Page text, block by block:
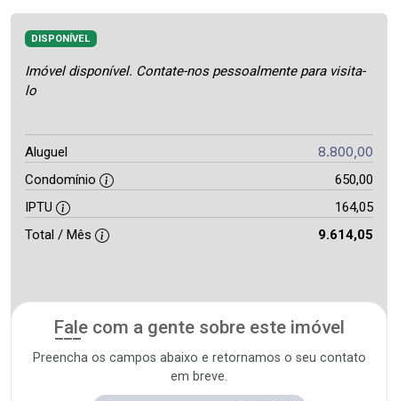
DISPONÍVEL
Imóvel disponível. Contate-nos pessoalmente para visita-
lo
Aluguel 8.800,00
Condomínio
650,00
IPTU
164,05
Total / Mês
9.614,05
Fale com a gente sobre este imóvel
Preencha os campos abaixo e retornamos o seu contato
em breve.